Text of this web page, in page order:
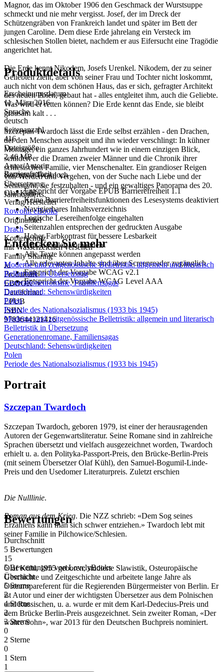
Magnor, das im Oktober 1906 den Geschmack der Wurstsuppe
schmeckt und nie mehr vergisst. Josef, der im Dreck der
Schützengräben von Frankreich landet und später im Bett der
jungen Caroline. Dem diese Erde jahrelang ein Versteck im
schlesischen Stollen bietet, nachdem er aus Eifersucht eine Tragödie
angerichtet hat.
Die Erde kennt Nikodem, Josefs Urenkel. Nikodem, der zu seiner
Geliebten zieht, aber von seiner Frau und Tochter nicht loskommt,
auch nicht von dem schönen Haus, das er sich, gefragter Architekt
des neuen Polen, gebaut hat - alles entgleitet ihm, auch die Geliebte.
Was wird er retten können? Die Erde kennt das Ende, sie bleibt
grausam kalt . . .
Szczepan Twardoch lässt die Erde selbst erzählen - den Drachen,
der den Menschen ausspeit und ihn wieder verschlingt: In kühner
Montage, ein ganzes Jahrhundert wie in einem einzigen Blick,
schildert er die Dramen zweier Männer und die Chronik ihrer
schlesischen Familie, vier Menschenalter. Ein grandioser Reigen
von Werden und Vergehen, von der Suche nach Liebe und der
Sehnsucht, sie festzuhalten - und ein gewaltiges Panorama des 20.
Jahrhunderts.
Produktdetails
Erscheinungsdatum
11. März 2016
Sprache
deutsch
Seitenanzahl
416
Dateigröße
2,46 MB
Autor/Autorin
Szczepan Twardoch
Übersetzung
Olaf Kühl
Verlag/Hersteller
Rowohlt eBooks
Originaltitel
Drach
Kopierschutz
mit Wasserzeichen versehen
Family Sharing
Ja
Produktart
EBOOK
Dateiformat
EPUB
ISBN
9783644121416
Barrierefreiheit
Entspricht der Vorgabe EPUB Barrierefreiheit 1.1
Keine Barrierefreiheitsfunktionen des Lesesystems deaktiviert
Navigierbares Inhaltsverzeichnis
Logische Lesereihenfolge eingehalten
Seitenzahlen entsprechen der gedruckten Ausgabe
Hoher Farbkontrast für bessere Lesbarkeit
ARIA-Rollen vorhanden
Alle Texte können angepasst werden
Alle relevanten Inhalte sind über Screenreader zugänglich
Entspricht der Vorgabe WCAG v2.1
Entspricht der Vorgabe WCAG Level AAA
Entdecken Sie mehr
Moderne und zeitgenössische Belletristik: allgemein und literarisch
Belletristik in Übersetzung
Generationenromane, Familiensagas
Deutschland: Sehenswürdigkeiten
Polen
Periode des Nationalsozialismus (1933 bis 1945)
Moderne und zeitgenössische Belletristik: allgemein und literarisch
Belletristik in Übersetzung
Generationenromane, Familiensagas
Deutschland: Sehenswürdigkeiten
Polen
Periode des Nationalsozialismus (1933 bis 1945)
Portrait
Szczepan Twardoch
Szczepan Twardoch, geboren 1979, ist einer der herausragenden
Autoren der Gegenwartsliteratur. Seine Romane sind in zahlreiche
Sprachen übersetzt und vielfach ausgezeichnet worden, Twardoch
erhielt u. a. den Polityka-Passport-Preis, den Brücke-Berlin-Preis
(mit seinem Übersetzer Olaf Kühl), den Samuel-Bogumil-Linde-
Preis und den Usedomer Literaturpreis. Zuletzt erschien
Die Nulllinie.
Roman aus dem Krieg. Die NZZ schrieb: «Dem Sog seines
Erzählens kann man sich schwer entziehen.» Twardoch lebt mit
seiner Familie in Pilchowice/Schlesien.
Olaf Kühl, 1955 geboren, studierte Slawistik, Osteuropäische
Geschichte und Zeitgeschichte und arbeitete lange Jahre als
Osteuropareferent für die Regierenden Bürgermeister von Berlin. Er
ist Autor und einer der wichtigsten Übersetzer aus dem Polnischen
und Russischen, u. a. wurde er mit dem Karl-Dedecius-Preis und
dem Brücke Berlin-Preis ausgezeichnet. Sein zweiter Roman, «Der
wahre Sohn», war 2013 für den Deutschen Buchpreis nominiert.
Bewertungen
Durchschnitt
5 Bewertungen
15
5 BewertungenvonLovelyBooks
Übersicht
5 Sterne
2
4 Sterne
2
3 Sterne
0
2 Sterne
0
1 Stern
1